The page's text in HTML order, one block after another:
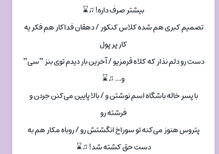
بیشتر صرف داره! ♫⌛
تصمیم کبری هم شده کلاس کنکور / دهقان فداکار هم فکر یه
کار پر پول
دست رو دلم نذار که کلاه قرمزیو / آخرین بار دیدم توی بنز “سی‌”
و… ♫⌛
با پسر خاله باشگاه اسم نوشتن و / بالا پایین می‌کنن جردن و
فرشته رو
پتروس هنوز می‌کنه تو سوراخ انگشتش رو / روباه مکار هم به
دست حق کشته شد! ♫⌛